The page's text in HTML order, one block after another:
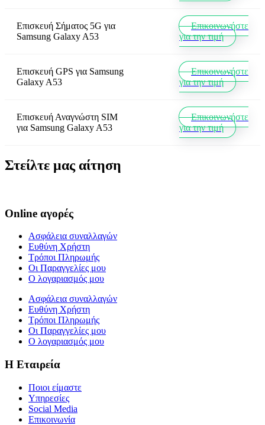
Επισκευή Σήματος 5G για
Samsung Galaxy A53
Επικοινωνήστε
για την τιμή
Επισκευή GPS για Samsung
Galaxy A53
Επικοινωνήστε
για την τιμή
Επισκευή Αναγνώστη SIM
για Samsung Galaxy A53
Επικοινωνήστε
για την τιμή
Στείλτε μας αίτηση
Online αγορές
Ασφάλεια συναλλαγών
Ευθύνη Χρήστη
Τρόποι Πληρωμής
Οι Παραγγελίες μου
Ο λογαριασμός μου
Ασφάλεια συναλλαγών
Ευθύνη Χρήστη
Τρόποι Πληρωμής
Οι Παραγγελίες μου
Ο λογαριασμός μου
Η Εταιρεία
Ποιοι είμαστε
Υπηρεσίες
Social Media
Επικοινωνία